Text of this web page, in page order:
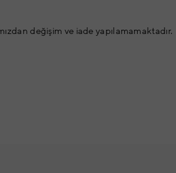
değişim ve iade yapılamamaktadır.